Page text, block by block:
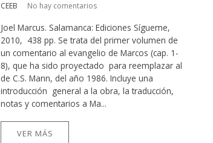
CEEB No hay comentarios
Joel Marcus. Salamanca: Ediciones Sígueme,
2010, 438 pp. Se trata del primer volumen de
un comentario al evangelio de Marcos (cap. 1-
8), que ha sido proyectado para reemplazar al
de C.S. Mann, del año 1986. Incluye una
introducción general a la obra, la traducción,
notas y comentarios a Ma...
VER MÁS